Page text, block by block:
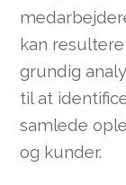
kan
grundig
til at
samlede
og kunder.